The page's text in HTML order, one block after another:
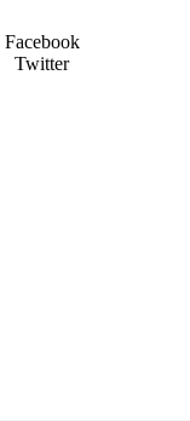
Facebook
Twitter